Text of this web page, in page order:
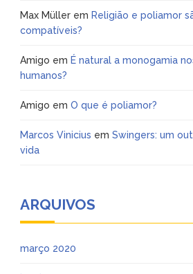
Max Müller em Religião e poliamor
compatíveis?
Amigo em É natural a monogamia
humanos?
Amigo emO que é poliamor?
Marcos Vinicius emSwingers: um
vida
ARQUIVOS
março 2020